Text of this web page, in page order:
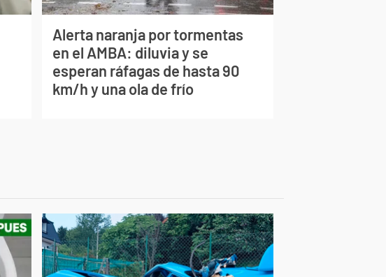
Alerta naranja por tormentas
en el AMBA: diluvia y se
esperan ráfagas de hasta 90
km/h y una ola de frío